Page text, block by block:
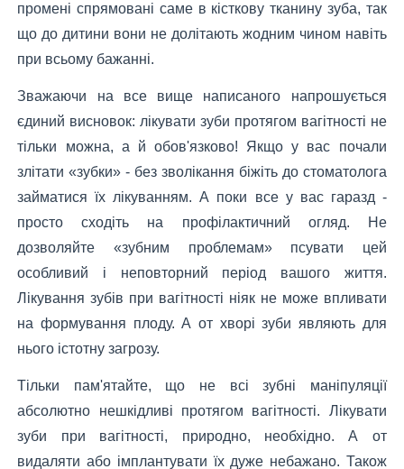
промені спрямовані саме в кісткову тканину зуба, так
що до дитини вони не долітають жодним чином навіть
при всьому бажанні.
Зважаючи на все вище написаного напрошується
єдиний висновок: лікувати зуби протягом вагітності не
тільки можна, а й обов'язково! Якщо у вас почали
злітати «зубки» - без зволікання біжіть до стоматолога
займатися їх лікуванням. А поки все у вас гаразд -
просто сходіть на профілактичний огляд. Не
дозволяйте «зубним проблемам» псувати цей
особливий і неповторний період вашого життя.
Лікування зубів при вагітності ніяк не може впливати
на формування плоду. А от хворі зуби являють для
нього істотну загрозу.
Тільки пам'ятайте, що не всі зубні маніпуляції
абсолютно нешкідливі протягом вагітності. Лікувати
зуби при вагітності, природно, необхідно. А от
видаляти або імплантувати їх дуже небажано. Також